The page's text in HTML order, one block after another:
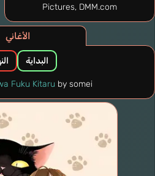
Pictures, DMM.com
الأغاني
البداية
Fuku Kitaru by somei